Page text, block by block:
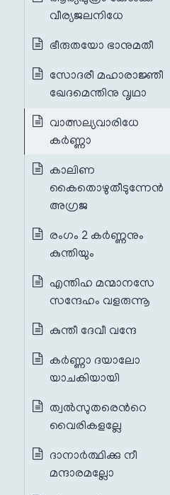
വീര്യജലനിധേ
ഭീരുതയോ ഭാനുമതീ
സോദരീ മഹാരാജ്ഞീ
ഖേദമെന്തിനു വൃഥാ
വാത്സല്യവാരിധേ
കര്‍ണ്ണാ
കാലിണ
കൈതൊഴുതീടുന്നേന്‍
അഗ്രജ
രംഗം 2 കർണ്ണനും
കുന്തിയും
എന്തിഹ മന്മാനസേ
സന്ദേഹം വളരുന്നൂ
കുന്തീ ദേവീ വന്ദേ
കര്‍ണ്ണാ ദയാലോ
യാചകിയായി
ത്വല്‍സുതരെന്‍റെ
വൈരികളല്ലേ
ദാനാര്‍ത്ഥിക്കു നീ
മന്ദാരമല്ലോ